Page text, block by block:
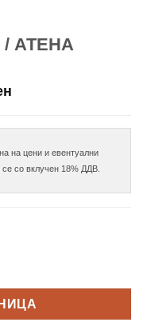
АТЕНА
на цени и евентуални